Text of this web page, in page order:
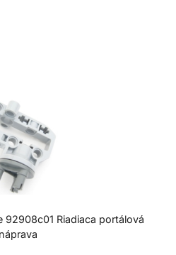
92908c01 Riadiaca portálová
náprava